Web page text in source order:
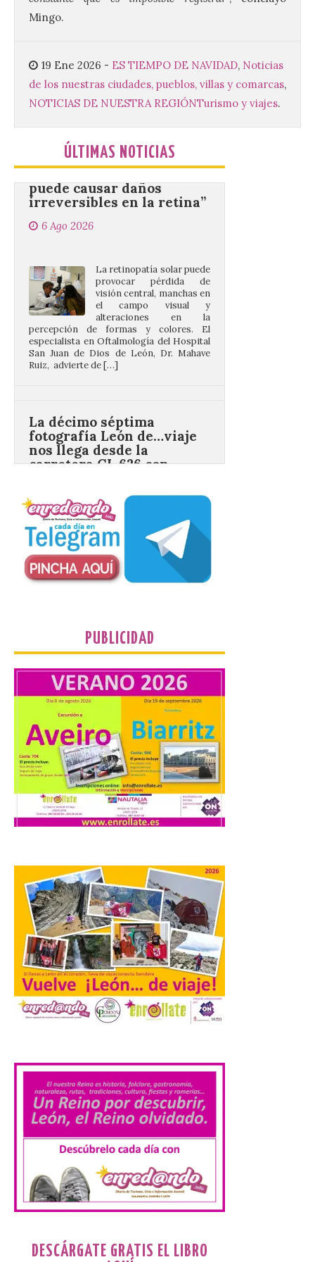
Mingo.
19 Ene 2026 - ES TIEMPO DE NAVIDAD, Noticias
de los nuestras ciudades, pueblos, villas y comarcas,
NOTICIAS DE NUESTRA REGIÓNTurismo y viajes.
ÚLTIMAS NOTICIAS
acogido esta mañana la presentación
oficial del Festival One […]
“Mirar un eclipse sin
protección adecuada
puede causar daños
irreversibles en la retina”
6 Ago 2026
el campo visual y
alteraciones en la
percepción de formas y colores. El
especialista en Oftalmología del Hospital
San Juan de Dios de León, Dr. Mahave
Ruiz, advierte de […]
nos llega desde la
carretera CL 626 con
motivo de la marcha en
defensa de FEVE
Nueva edición de León
de…viaje. Una iniciativa
organizado por la sección
juvenil de la Asociación
Enróllate, la Asociación
Conceyu País Llionés y el Diario de
Camarzius fest: frente al
macroevento, un festival
cultural transformador
que apuesta por el legado.
6 Ago 2026
Los días 7, 8 y 9 de agosto
de 2026, Camarzana de
Tera volverá a convertirse
en punto de encuentro,
fenómenos de […]
El Ayuntamiento de
Cabrillanes analizará,
conforme a la legalidad, la
solicitud para la
celebración del Iberia
Eclipse Festival
6 Ago 2026
Durante la mañana de ayer
miércoles ha sido
registrada en el
Ayuntamiento una
solicitud relacionada con
la celebración de este evento. Ante las
informaciones aparecidas en distintos
medios de comunicación sobre la posible
celebración del denominado Iberia
Eclipse Festival en […]
retoma las excavaciones
PUBLICIDAD
DESCÁRGATE GRATIS EL LIBRO